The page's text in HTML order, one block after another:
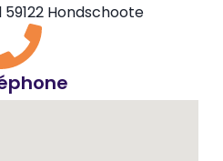
59122 Hondschoote